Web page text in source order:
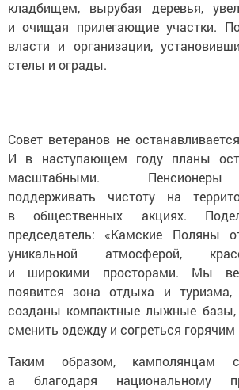
кладбищем, вырубая деревья,
и очищая прилегающие участки.
власти и организации,
стелы и ограды.
Совет ветеранов не
И в наступающем году планы
масштабными.
поддерживать чистоту на
в общественных акциях.
председатель: «Камские Поляны
уникальной атмосферой,
и широкими просторами. Мы
появится зона отдыха и туризма,
созданы компактные лыжные
сменить одежду и согреться горячим
Таким образом, камполянцам
а благодаря национальному